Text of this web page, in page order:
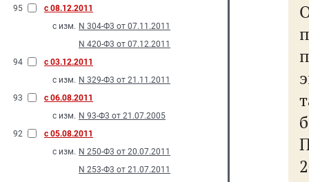
95
с 08.12.2011
с изм. N 304-Ф3 от 07.11.2011
N 420-Ф3 от 07.12.2011
94
с 03.12.2011
с изм. N 329-Ф3 от 21.11.2011
93
с 06.08.2011
с изм. N 93-Ф3 от 21.07.2005
92
с 05.08.2011
с изм. N 250-Ф3 от 20.07.2011
N 253-Ф3 от 21.07.2011